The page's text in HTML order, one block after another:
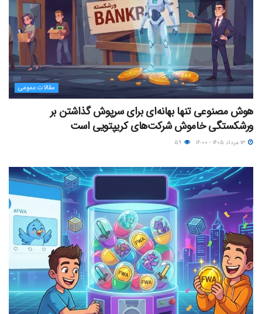
مقالات عمومی
هوش مصنوعی تنها بهانه‌ای برای سرپوش گذاشتن بر
ورشکستگی خاموش شرکت‌های کریپتویی است